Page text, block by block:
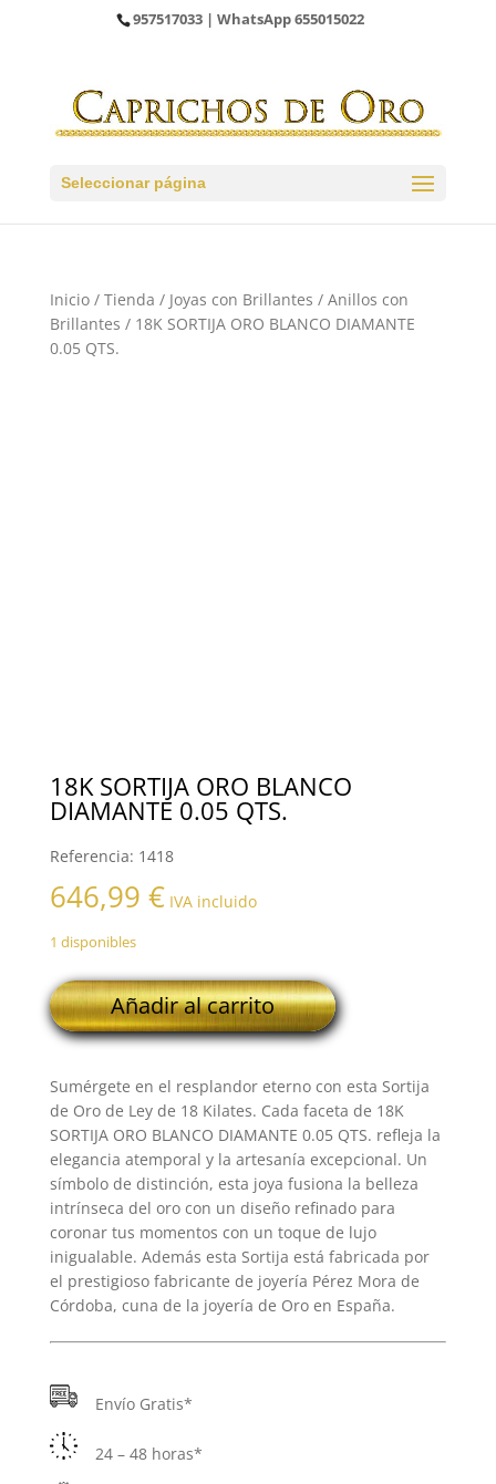
957517033 | WhatsApp655015022
Seleccionar página
Inicio/ Tienda / Joyas con Brillantes / Anillos con
Brillantes / 18K SORTIJA ORO BLANCO DIAMANTE
0.05 QTS.
18K SORTIJA ORO BLANCO
DIAMANTE 0.05 QTS.
Referencia: 1418
646,99 € IVA incluido
1 disponibles
18K
SORTIJA
ORO
DIAMANTE
0.05
QTS.
cantidad
Añadir al carrito
Sumérgete en el resplandor eterno con esta Sortija
de Oro de Ley de 18 Kilates. Cada faceta de 18K
SORTIJA ORO BLANCO DIAMANTE 0.05 QTS. refleja la
elegancia atemporal y la artesanía excepcional. Un
símbolo de distinción, esta joya fusiona la belleza
intrínseca del oro con un diseño refinado para
coronar tus momentos con un toque de lujo
inigualable. Además esta Sortija está fabricada por
el prestigioso fabricante de joyería Pérez Mora de
Córdoba, cuna de la joyería de Oro en España.
Envío Gratis*
24 – 48 horas*